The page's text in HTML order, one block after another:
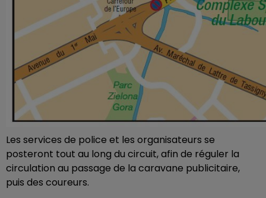
Les services de police et les organisateurs se
posteront tout au long du circuit, afin de réguler la
circulation au passage de la caravane publicitaire,
puis des coureurs.